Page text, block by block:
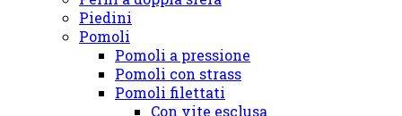
Piedini
Pomoli
Pomoli a pressione
Pomoli con strass
Pomoli filettati
Con vite esclusa